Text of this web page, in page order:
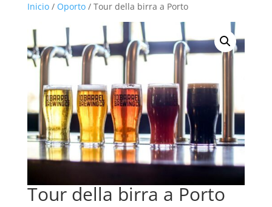
Inicio/ Oporto/ Tour della birra a Porto
Tour della birra a Porto